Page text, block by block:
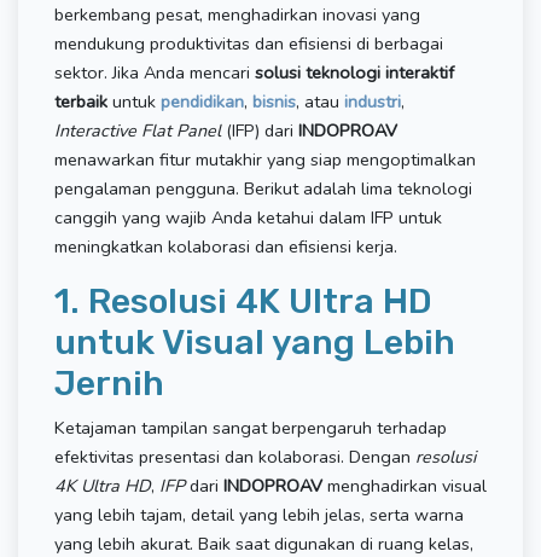
berkembang pesat, menghadirkan inovasi yang
mendukung produktivitas dan efisiensi di berbagai
sektor. Jika Anda mencari solusi teknologi interaktif
terbaik untuk pendidikan, bisnis, atau industri,
Interactive Flat Panel (IFP) dari INDOPROAV
menawarkan fitur mutakhir yang siap mengoptimalkan
pengalaman pengguna. Berikut adalah lima teknologi
canggih yang wajib Anda ketahui dalam IFP untuk
meningkatkan kolaborasi dan efisiensi kerja.
1. Resolusi 4K Ultra HD
untuk Visual yang Lebih
Jernih
Ketajaman tampilan sangat berpengaruh terhadap
efektivitas presentasi dan kolaborasi. Dengan resolusi
4K Ultra HD, IFPdari INDOPROAVmenghadirkan visual
yang lebih tajam, detail yang lebih jelas, serta warna
yang lebih akurat. Baik saat digunakan di ruang kelas,